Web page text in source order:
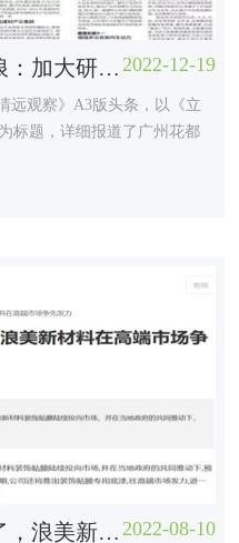
2022-12-19
浪美新材料董事长郭森浪：加大研发投入，开发更前沿的高端产品
远观察》A3版头条，以《立
标题，详细报道了广州花都
省2022年度特色产业园，成
级特色产业园。 广东浪美新
2022-08-10
国产装饰贴膜的春天来了，浪美新材料在高端市场争先发力